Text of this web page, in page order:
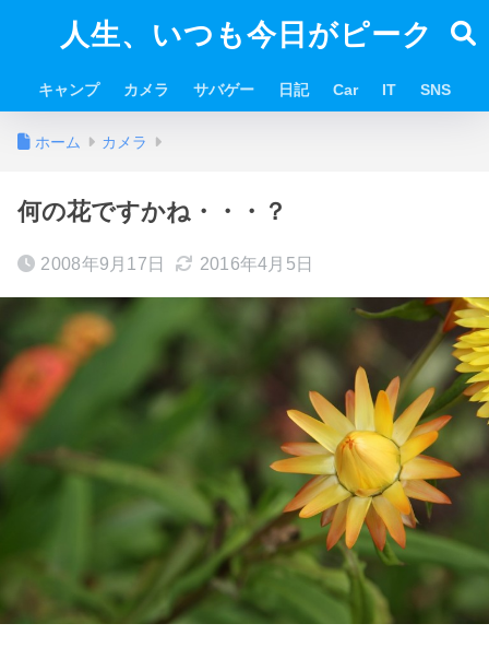
人生、いつも今日がピーク
キャンプ カメラ サバゲー 日記 Car IT SNS
ホーム カメラ
何の花ですかね・・・？
2008年9月17日 2016年4月5日